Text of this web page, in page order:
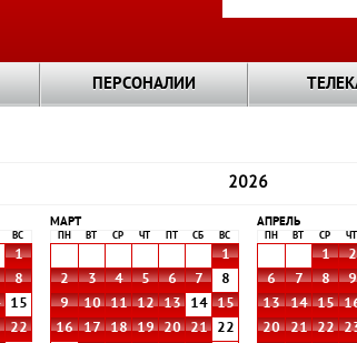
ПЕРСОНАЛИИ
2026
ВС
1
8
15
22
МАРТ
ПН ВТ СР ЧТ СБ ВС
1
2
3 4 5 6 7
8
9
10 11 12 13 14
15
16
17 18 19 20 21
22
АПРЕЛЬ
ПН ВТ СР ЧТ
1 2
6
7 8 9
13
14 15
20
21 22